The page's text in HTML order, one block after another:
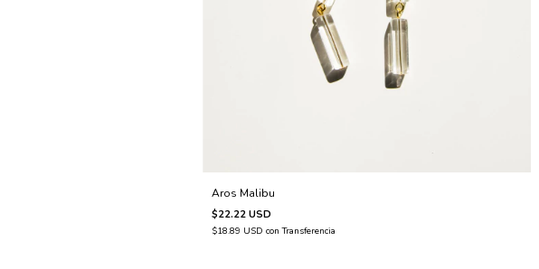
Aros Malibu
$22.22 USD
$18.89 USD con Transferencia